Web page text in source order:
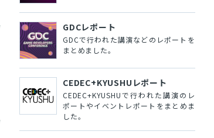
GDCレポート
GDCで行われた講演などのレポートを
まとめました。
CEDEC+KYUSHUレポート
CEDEC+KYUSHUで行われた講演のレ
ポートやイベントレポートをまとめま
した。